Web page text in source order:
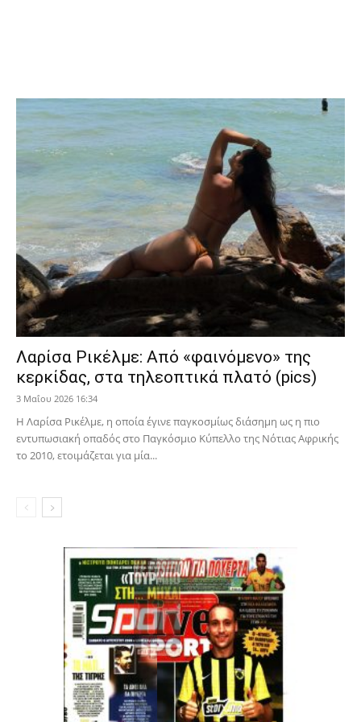
Λαρίσα Ρικέλμε: Από «φαινόμενο» της
κερκίδας, στα τηλεοπτικά πλατό (pics)
3 Μαΐου 2026 16:34
Η Λαρίσα Ρικέλμε, η οποία έγινε παγκοσμίως διάσημη ως η πιο
εντυπωσιακή οπαδός στο Παγκόσμιο Κύπελλο της Νότιας Αφρικής
το 2010, ετοιμάζεται για μία...